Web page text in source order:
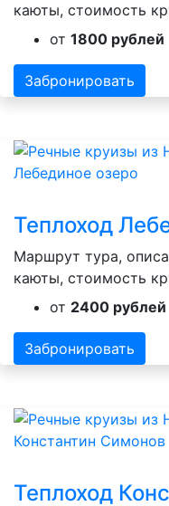
каюты, стоимость
от 1800 рублей
Забронировать
Теплоход
Маршрут тура,
каюты, стоимость
от 2400 рублей
Забронировать
Теплоход